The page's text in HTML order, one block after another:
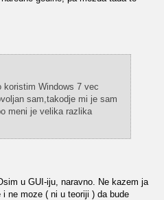
Windows 7 vec
sam,takodje mi je sam
meni je velika razlika
u GUI-iju, naravno. Ne kazem ja
ne moze ( ni u teoriji ) da bude